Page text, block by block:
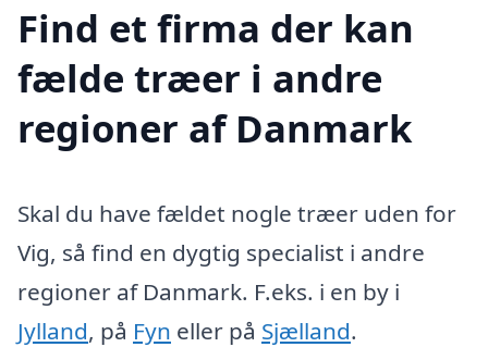
Find et firma der kan
fælde træer i andre
regioner af Danmark
Skal du have fældet nogle træer uden for
Vig, så find en dygtig specialist i andre
regioner af Danmark. F.eks. i en by i
Jylland, på Fyn eller på Sjælland.